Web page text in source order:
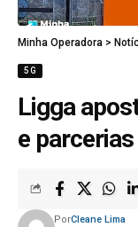
Minha Operadora >
5G
Ligga
e
PorCleane Lima